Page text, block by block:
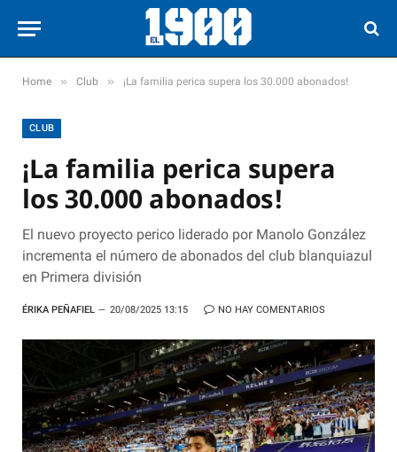
Home » Club » ¡La familia perica supera los 30.000 abonados!
CLUB
¡La familia perica supera
los 30.000 abonados!
El nuevo proyecto perico liderado por Manolo González
incrementa el número de abonados del club blanquiazul
en Primera división
ÉRIKA PEÑAFIEL 20/08/2025 13:15 NO HAY COMENTARIOS